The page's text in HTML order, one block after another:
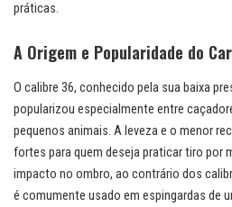
práticas.
A Origem e Popularidade do
O calibre 36, conhecido pela sua baixa
popularizou especialmente entre
pequenos animais. A leveza e o menor
fortes para quem deseja praticar tiro por
impacto no ombro, ao contrário dos
é comumente usado em espingardas de